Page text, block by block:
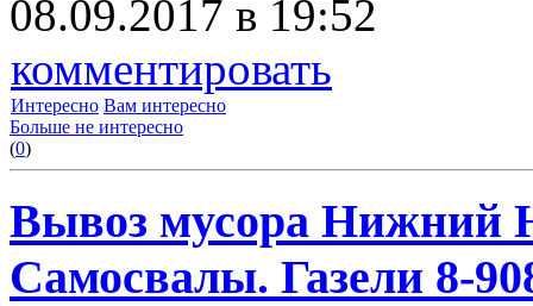
08.09.2017 в 19:52
комментировать
Интересно Вам интересно
Больше не интересно
(0)
Вывоз мусора Нижний
Самосвалы. Газели 8-